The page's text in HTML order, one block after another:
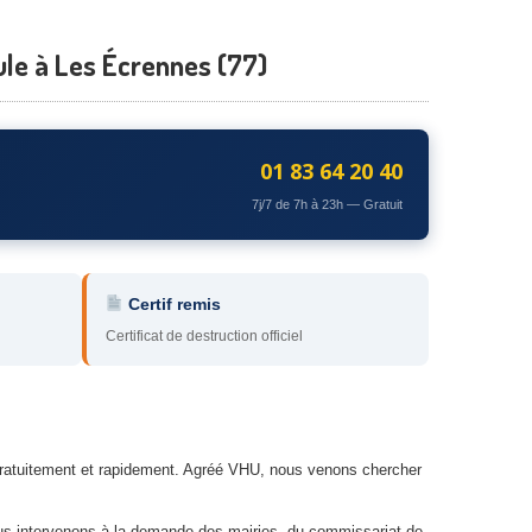
à Les Écrennes (77)
01 83 64 20 40
7j/7 de 7h à 23h — Gratuit
Certif remis
Certificat de destruction officiel
et rapidement. Agréé VHU, nous venons chercher